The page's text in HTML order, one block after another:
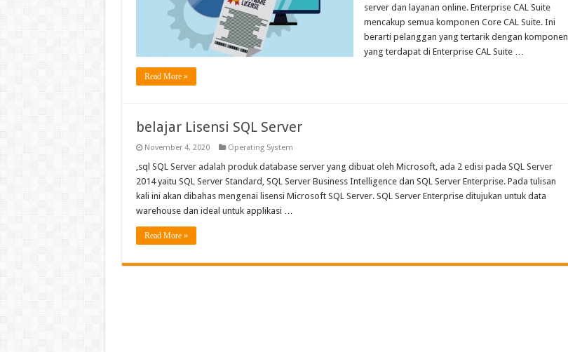
server dan layanan online. Enterprise CAL Suite
mencakup semua komponen Core CAL Suite. Ini
berarti pelanggan yang tertarik dengan komponen
yang terdapat di Enterprise CAL Suite …
Read More »
belajar Lisensi SQL Server
November 4, 2020 Operating System
,sql SQL Server adalah produk database server yang dibuat oleh Microsoft, ada 2 edisi pada SQL Server
2014 yaitu SQL Server Standard, SQL Server Business Intelligence dan SQL Server Enterprise. Pada tulisan
kali ini akan dibahas mengenai lisensi Microsoft SQL Server. SQL Server Enterprise ditujukan untuk data
warehouse dan ideal untuk applikasi …
Read More »